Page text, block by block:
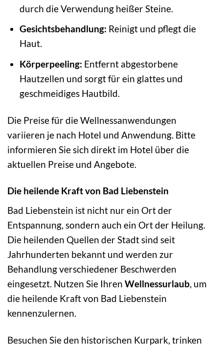
durch die Verwendung heißer Steine.
Gesichtsbehandlung: Reinigt und pflegt die
Haut.
Körperpeeling: Entfernt abgestorbene
Hautzellen und sorgt für ein glattes und
geschmeidiges Hautbild.
Die Preise für die Wellnessanwendungen
variieren je nach Hotel und Anwendung. Bitte
informieren Sie sich direkt im Hotel über die
aktuellen Preise und Angebote.
Die heilende Kraft von Bad Liebenstein
Bad Liebenstein ist nicht nur ein Ort der
Entspannung, sondern auch ein Ort der Heilung.
Die heilenden Quellen der Stadt sind seit
Jahrhunderten bekannt und werden zur
Behandlung verschiedener Beschwerden
eingesetzt. Nutzen Sie Ihren Wellnessurlaub, um
die heilende Kraft von Bad Liebenstein
kennenzulernen.
Besuchen Sie den historischen Kurpark, trinken